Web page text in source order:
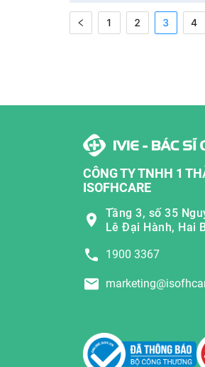
1 2 3 4
CÔNG TY TNHH 1
ISOFHCARE
Tầng 3, số 35
Lê Đại Hành, Hai
1900 3367